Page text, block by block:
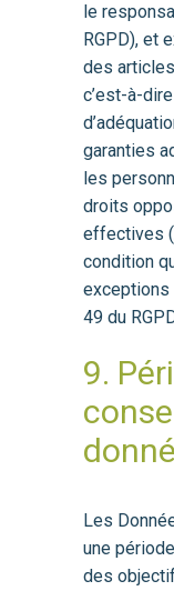
le
RGPD), et
des
c’est-à-
garanties
les
droits
effectives
condition
exceptions
49 du
9.
Les
une
des